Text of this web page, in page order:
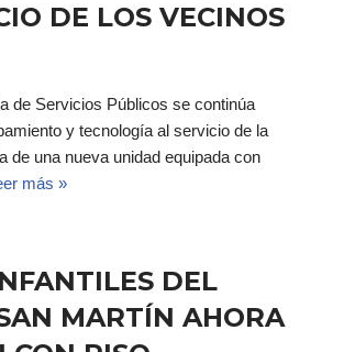
DE LOS VECINOS
de Servicios Públicos se continúa
y tecnología al servicio de la
de una nueva unidad equipada con
más »
DEL
MARTÍN AHORA